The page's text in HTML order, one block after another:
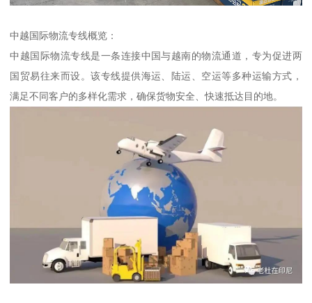
中越国际物流专线概览：
中越国际物流专线是一条连接中国与越南的物流通道，专为促进两
国贸易往来而设。该专线提供海运、陆运、空运等多种运输方式，
满足不同客户的多样化需求，确保货物安全、快速抵达目的地。